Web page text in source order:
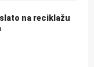
na reciklažu